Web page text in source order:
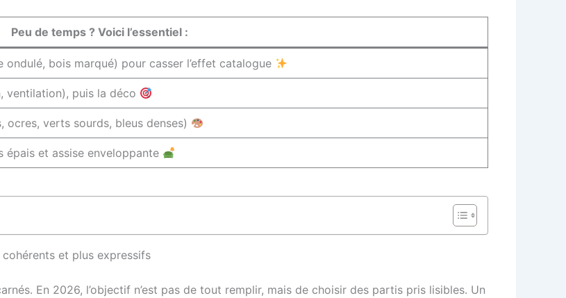
Peu de temps ? Voici l’essentiel :
ondulé, bois marqué) pour casser l’effet catalogue
ventilation), puis la déco
ocres, verts sourds, bleus denses)
épais et assise enveloppante
et plus expressifs
En 2026, l’objectif n’est pas de tout remplir, mais de choisir des partis pris lisibles. Un